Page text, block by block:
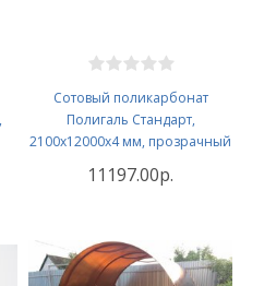
Сотовый поликарбонат
Полигаль Стандарт,
2100х12000x4 мм, прозрачный
11197.00р.